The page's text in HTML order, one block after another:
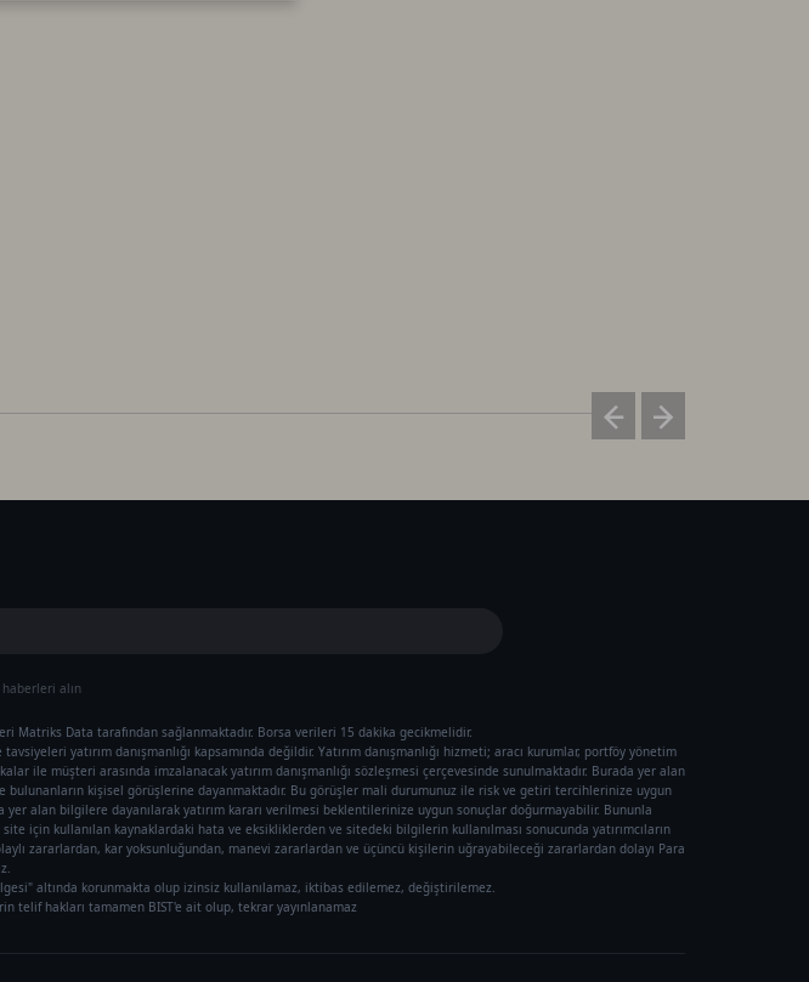
alın
Matriks Data tarafından sağlanmaktadır. Borsa verileri 15 dakika gecikmelidir.
yatırım danışmanlığı kapsamında değildir. Yatırım danışmanlığı hizmeti; aracı kurumlar, portföy yönetim
ile müşteri arasında imzalanacak yatırım danışmanlığı sözleşmesi çerçevesinde sunulmaktadır. Burada yer alan
bulunanların kişisel görüşlerine dayanmaktadır. Bu görüşler mali durumunuz ile risk ve getiri tercihlerinize uygun
alan bilgilere dayanılarak yatırım kararı verilmesi beklentilerinize uygun sonuçlar doğurmayabilir. Bununla
için kullanılan kaynaklardaki hata ve eksikliklerden ve sitedeki bilgilerin kullanılması sonucunda yatırımcıların
zararlardan, kar yoksunluğundan, manevi zararlardan ve üçüncü kişilerin uğrayabileceği zararlardan dolayı Para
altında korunmakta olup izinsiz kullanılamaz, iktibas edilemez, değiştirilemez.
telif hakları tamamen BIST'e ait olup, tekrar yayınlanamaz